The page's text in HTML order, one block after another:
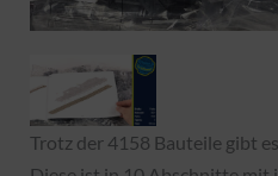
Trotz der 4158 Bauteile gibt